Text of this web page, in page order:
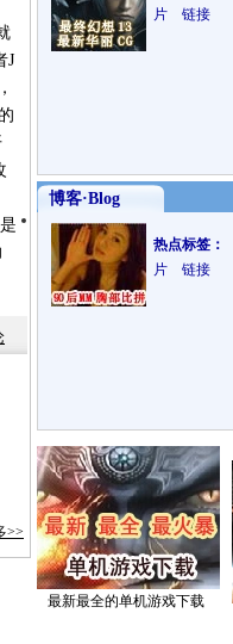
J
>>
片 链接
博客·Blog
热点标签：
片 链接
最新最全的单机游戏下载